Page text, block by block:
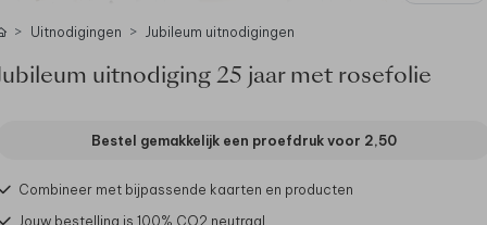
Uitnodigingen Jubileum uitnodigingen
uitnodiging 25 jaar met rosefolie
Bestel gemakkelijk een proefdruk voor 2,50
Combineer met bijpassende kaarten en producten
Jouw bestelling is 100% CO2 neutraal